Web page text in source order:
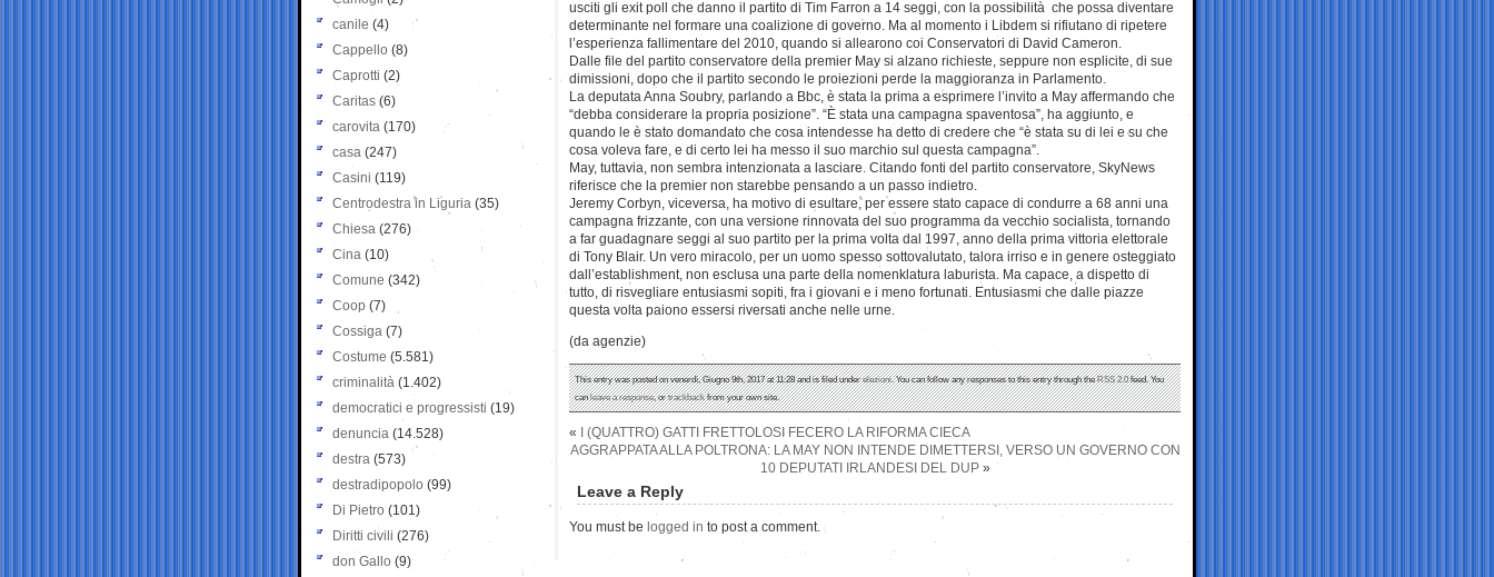
usciti gli exit poll che danno il partito di Tim Farron a 14 seggi, con la possibilità che possa diventare
determinante nel formare una coalizione di governo. Ma al momento i Libdem si rifiutano di ripetere
l’esperienza fallimentare del 2010, quando si allearono coi Conservatori di David Cameron.
Dalle file del partito conservatore della premier May si alzano richieste, seppure non esplicite, di sue
dimissioni, dopo che il partito secondo le proiezioni perde la maggioranza in Parlamento.
La deputata Anna Soubry, parlando a Bbc, è stata la prima a esprimere l’invito a May affermando che
“debba considerare la propria posizione”. “È stata una campagna spaventosa”, ha aggiunto, e
quando le è stato domandato che cosa intendesse ha detto di credere che “è stata su di lei e su che
cosa voleva fare, e di certo lei ha messo il suo marchio sul questa campagna”.
May, tuttavia, non sembra intenzionata a lasciare. Citando fonti del partito conservatore, SkyNews
riferisce che la premier non starebbe pensando a un passo indietro.
Jeremy Corbyn, viceversa, ha motivo di esultare, per essere stato capace di condurre a 68 anni una
campagna frizzante, con una versione rinnovata del suo programma da vecchio socialista, tornando
a far guadagnare seggi al suo partito per la prima volta dal 1997, anno della prima vittoria elettorale
di Tony Blair. Un vero miracolo, per un uomo spesso sottovalutato, talora irriso e in genere osteggiato
dall’establishment, non esclusa una parte della nomenklatura laburista. Ma capace, a dispetto di
tutto, di risvegliare entusiasmi sopiti, fra i giovani e i meno fortunati. Entusiasmi che dalle piazze
questa volta paiono essersi riversati anche nelle urne.
(da agenzie)
This entry was posted on venerdì, Giugno 9th, 2017 at 11:28 and is filed underelezioni. You can follow any responses to this entry through theRSS 2.0feed. You
canleave a response, ortrackbackfrom your own site.
«
I (QUATTRO) GATTI FRETTOLOSI FECERO LA RIFORMA CIECA
AGGRAPPATA ALLA POLTRONA: LA MAY NON INTENDE DIMETTERSI, VERSO UN GOVERNO CON
10 DEPUTATI IRLANDESI DEL DUP»
Leave a Reply
You must be logged in to post a comment.
canile (4)
Cappello (8)
Caprotti (2)
Caritas (6)
carovita (170)
casa (247)
Casini (119)
Centrodestra in Liguria (35)
Chiesa (276)
Cina (10)
Comune (342)
Coop (7)
Cossiga (7)
Costume (5.581)
criminalità (1.402)
democratici e progressisti (19)
denuncia (14.528)
destra (573)
destradipopolo (99)
Di Pietro (101)
Diritti civili (276)
don Gallo (9)